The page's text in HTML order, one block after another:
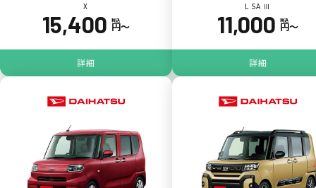
POINT
5
ジョイカル たすカッター3
X
15,400 税込
円〜
詳細
L SA Ⅲ
11,000 税込
円〜
詳細